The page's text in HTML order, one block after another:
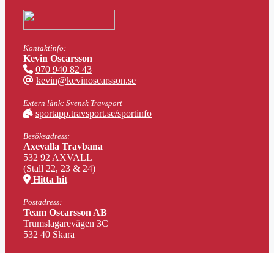
Kontaktinfo:
Kevin Oscarsson
070 940 82 43
kevin@kevinoscarsson.se
Extern länk: Svensk Travsport
sportapp.travsport.se/sportinfo
Besöksadress:
Axevalla Travbana
532 92 AXVALL
(Stall 22, 23 & 24)
Hitta hit
Postadress:
Team Oscarsson AB
Trumslagarevägen 3C
532 40 Skara